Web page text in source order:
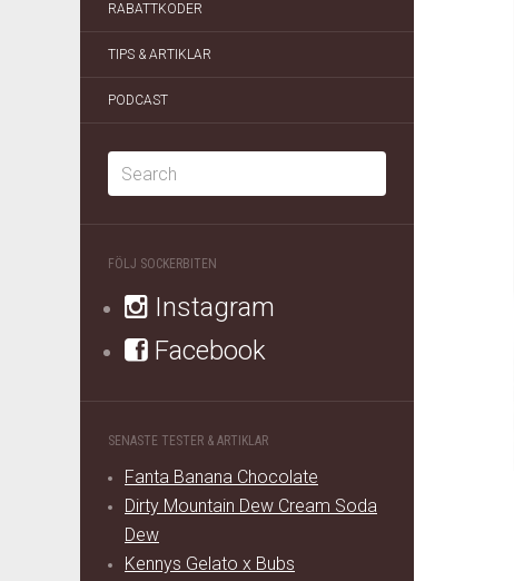
RABATTKODER
TIPS & ARTIKLAR
PODCAST
FÖLJ SOCKERBITEN
Instagram
Facebook
SENASTE TESTER & ARTIKLAR
Fanta Banana Chocolate
Dirty Mountain Dew Cream Soda
Dew
Kennys Gelato x Bubs